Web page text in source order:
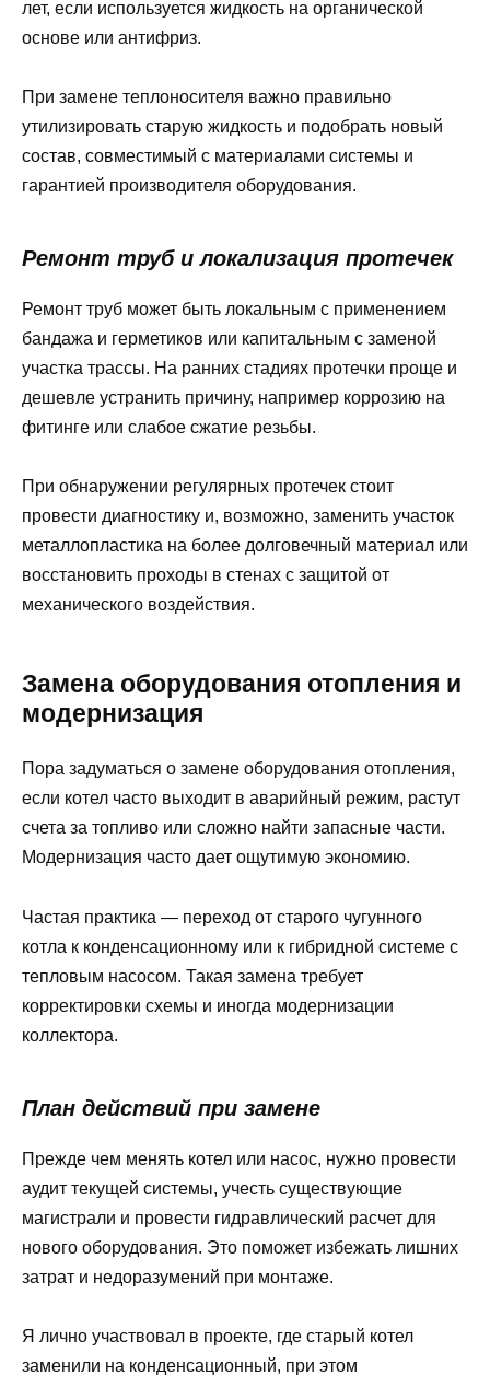
лет, если используется жидкость на органической
основе или антифриз.
При замене теплоносителя важно правильно
утилизировать старую жидкость и подобрать новый
состав, совместимый с материалами системы и
гарантией производителя оборудования.
Ремонт труб и локализация протечек
Ремонт труб может быть локальным с применением
бандажа и герметиков или капитальным с заменой
участка трассы. На ранних стадиях протечки проще и
дешевле устранить причину, например коррозию на
фитинге или слабое сжатие резьбы.
При обнаружении регулярных протечек стоит
провести диагностику и, возможно, заменить участок
металлопластика на более долговечный материал или
восстановить проходы в стенах с защитой от
механического воздействия.
Замена оборудования отопления и
модернизация
Пора задуматься о замене оборудования отопления,
если котел часто выходит в аварийный режим, растут
счета за топливо или сложно найти запасные части.
Модернизация часто дает ощутимую экономию.
Частая практика — переход от старого чугунного
котла к конденсационному или к гибридной системе с
тепловым насосом. Такая замена требует
корректировки схемы и иногда модернизации
коллектора.
План действий при замене
Прежде чем менять котел или насос, нужно провести
аудит текущей системы, учесть существующие
магистрали и провести гидравлический расчет для
нового оборудования. Это поможет избежать лишних
затрат и недоразумений при монтаже.
Я лично участвовал в проекте, где старый котел
заменили на конденсационный, при этом